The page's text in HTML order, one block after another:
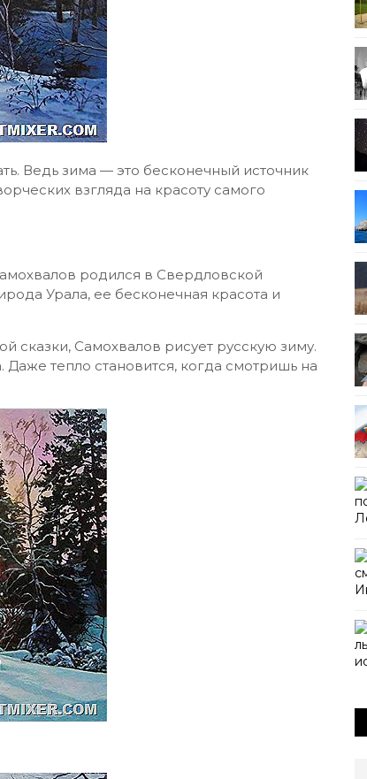
Ведь зима — это бесконечный источник
взгляда на красоту самого
родился в Свердловской
Урала, ее бесконечная красота и
сказки, Самохвалов рисует русскую зиму.
тепло становится, когда смотришь на